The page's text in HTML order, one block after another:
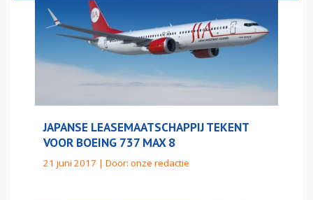
JAPANSE LEASEMAATSCHAPPIJ TEKENT
VOOR BOEING 737 MAX 8
21 juni 2017 | Door: onze redactie